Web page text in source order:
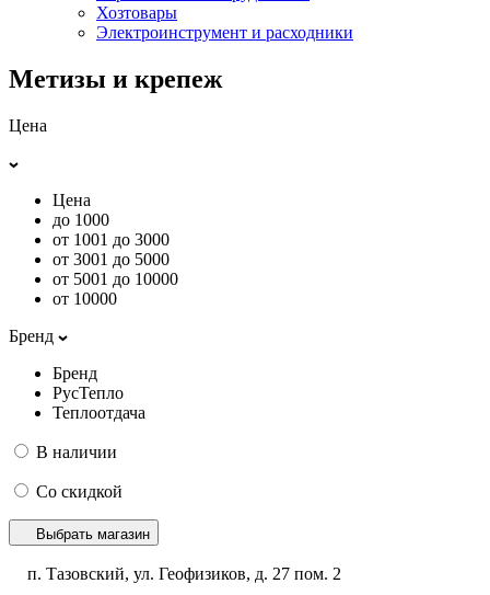
Хозтовары
Электроинструмент и расходники
Метизы и крепеж
Цена
Цена
до 1000
от 1001 до 3000
от 3001 до 5000
от 5001 до 10000
от 10000
Бренд
Бренд
РусТепло
Теплоотдача
В наличии
Со скидкой
Выбрать магазин
п. Тазовский, ул. Геофизиков, д. 27 пом. 2